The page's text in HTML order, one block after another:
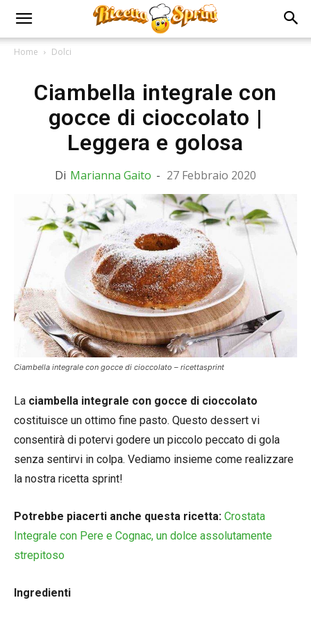
Home Dolci
Ciambella integrale con
gocce di cioccolato |
Leggera e golosa
Di Marianna Gaito - 27 Febbraio 2020
Ciambella integrale con gocce di cioccolato – ricettasprint
La ciambella integrale con gocce di cioccolato
costituisce un ottimo fine pasto. Questo dessert vi
consentirà di potervi godere un piccolo peccato di gola
senza sentirvi in colpa. Vediamo insieme come realizzare
la nostra ricetta sprint!
Potrebbe piacerti anche questa ricetta: Crostata
Integrale con Pere e Cognac, un dolce assolutamente
strepitoso
Ingredienti